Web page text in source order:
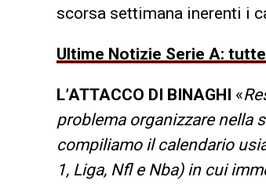
scorsa settimana inerenti i
Ultime Notizie Serie A:
L’ATTACCO DI BINAGHI «
problema organizzare nella
compiliamo il calendario
1, Liga, Nfl e Nba) in cui